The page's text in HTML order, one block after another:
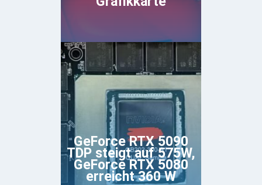
GeForce RTX 5090
TDP steigt auf 575W,
GeForce RTX 5080
erreicht 360 W